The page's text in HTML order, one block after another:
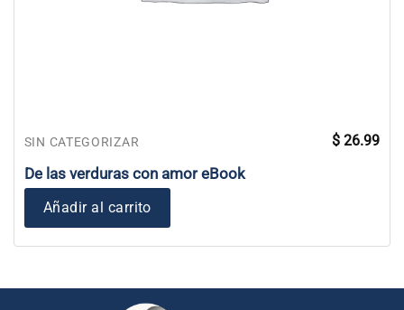
SIN CATEGORIZAR
De las verduras con amor eBook
$ 26.99
Añadir al carrito